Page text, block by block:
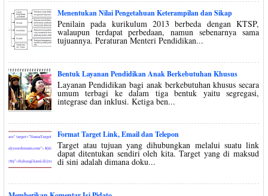
Menentukan Nilai Pengetahuan Keterampilan dan Sikap
Penilain pada kurikulum 2013 berbeda dengan KTSP,
walaupun terdapat perbedaan, namun sebenarnya sama
tujuannya. Peraturan Menteri Pendidikan...
Bentuk Layanan Pendidikan Anak Berkebutuhan Khusus
Layanan Pendidikan bagi anak berkebutuhan khusus secara
umum terbagi ke dalam tiga bentuk yaitu segregasi,
integrase dan inklusi. Ketiga ben...
Format Target Link, Email dan Telepon
Target atau tujuan yang dihubungkan melalui suatu link
dapat ditentukan sendiri oleh kita. Target yang di maksud
di sini adalah dimana doku...